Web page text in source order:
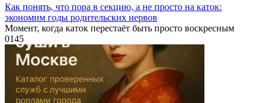
Как понять, что пора в секцию, а не просто на каток:
экономим годы родительских нервов
Момент, когда каток перестаёт быть просто воскресным
0145